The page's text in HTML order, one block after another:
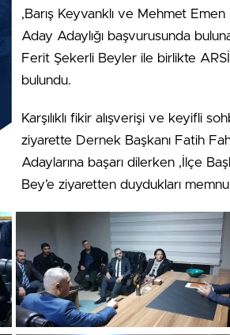
,Barış Keyvanklı ve Mehmet
Aday Adaylığı başvurusunda
Ferit Şekerli Beyler ile birlikte
bulundu.
Karşılıklı fikir alışverişi ve keyifli
ziyarette Dernek Başkanı Fatih
Adaylarına başarı dilerken ,İlçe
Bey’e ziyaretten duydukları